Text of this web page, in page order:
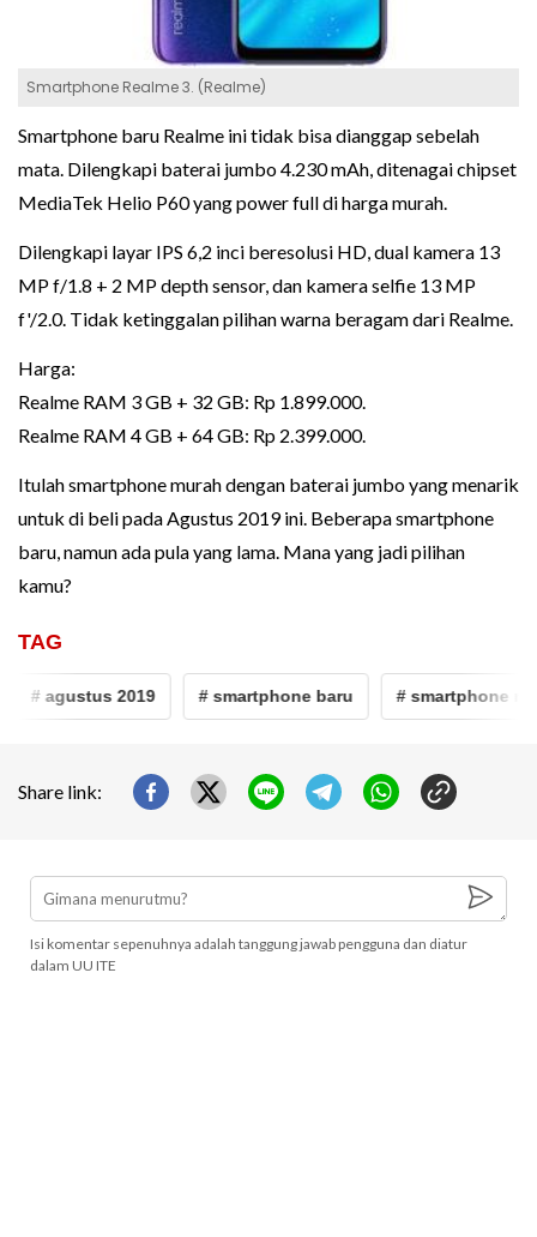
Smartphone Realme 3. (Realme)
Smartphone baru Realme ini tidak bisa dianggap sebelah
mata. Dilengkapi baterai jumbo 4.230 mAh, ditenagai chipset
MediaTek Helio P60 yang power full di harga murah.
Dilengkapi layar IPS 6,2 inci beresolusi HD, dual kamera 13
MP f/1.8 + 2 MP depth sensor, dan kamera selfie 13 MP
f'/2.0. Tidak ketinggalan pilihan warna beragam dari Realme.
Harga:
Realme RAM 3 GB + 32 GB: Rp 1.899.000.
Realme RAM 4 GB + 64 GB: Rp 2.399.000.
Itulah smartphone murah dengan baterai jumbo yang menarik
untuk di beli pada Agustus 2019 ini. Beberapa smartphone
baru, namun ada pula yang lama. Mana yang jadi pilihan
kamu?
TAG
# agustus 2019 # smartphone baru # smartphone
Share link:
Isi komentar sepenuhnya adalah tanggung jawab pengguna dan diatur
dalam UU ITE